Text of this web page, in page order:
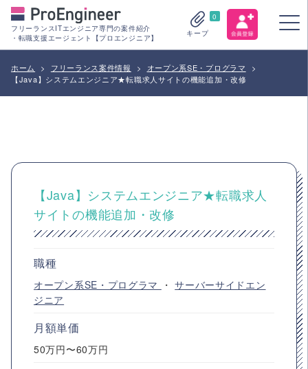
フリーランスITエンジニア専門の案件紹介
・転職支援エージェント【プロエンジニア】
0
キープ
ホーム > フリーランス案件情報 > オープン系SE・プログラマ
>
【Java】システムエンジニア★転職求人サイトの機能追加・改修
【Java】システムエンジニア★転職求人
サイトの機能追加・改修
職種
オープン系SE・プログラマ ・サーバーサイドエン
ジニア
月額単価
50万円〜60万円